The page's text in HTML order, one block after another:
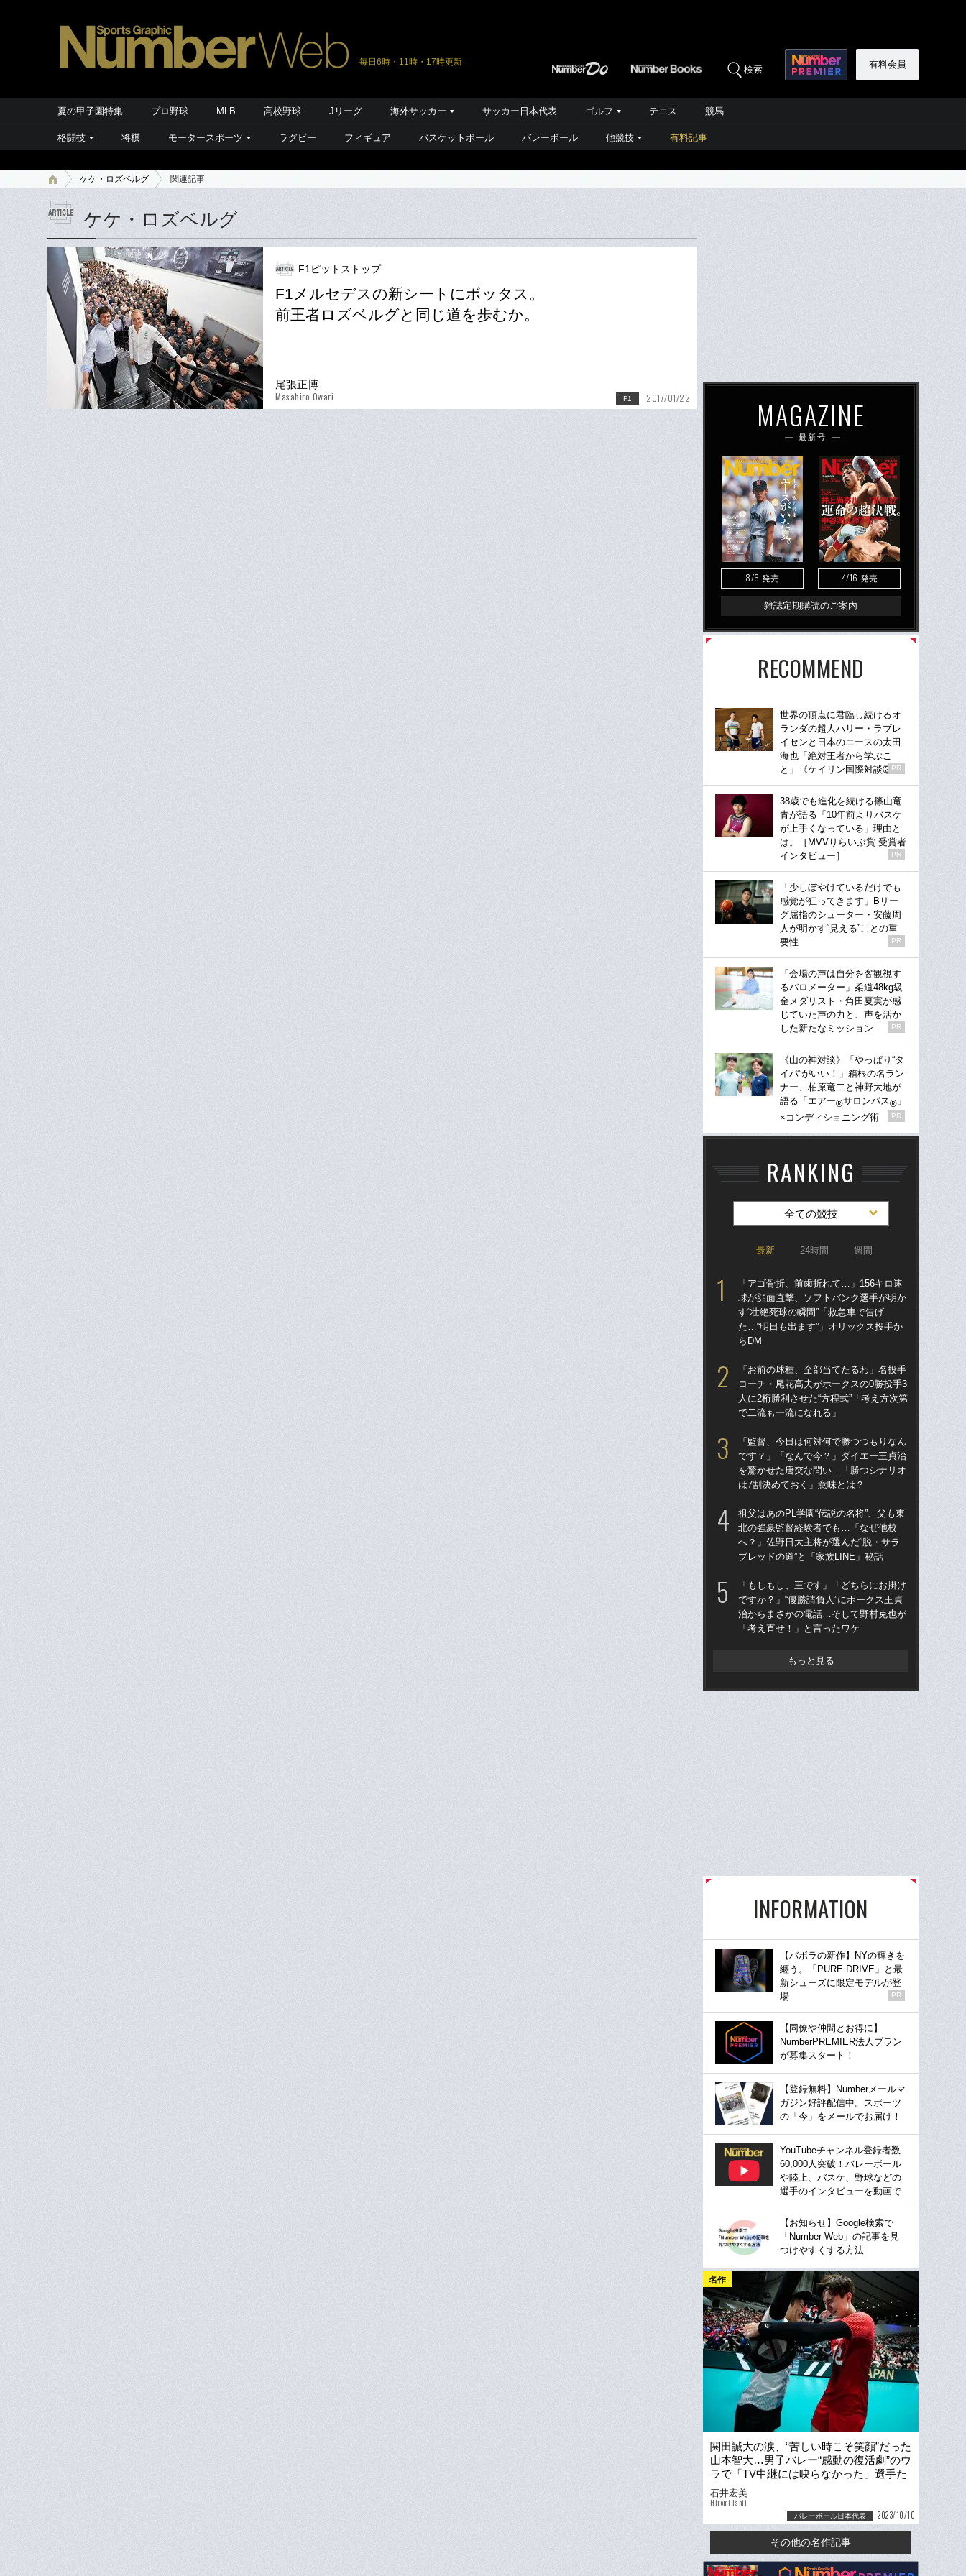
毎日6時・11時・17時更新
検索 有料会員
夏の甲子園特集 プロ野球 MLB 高校野球 Jリーグ 海外サッカー サッカー日本代表 ゴルフ テニス 競馬
格闘技 将棋 モータースポーツ ラグビー フィギュア バスケットボール バレーボール 他競技 有料記事
ケケ・ロズベルグ 関連記事
ケケ・ロズベルグ
F1ピットストップ
F1メルセデスの新シートにボッタス。
前王者ロズベルグと同じ道を歩むか。
尾張正博
Masahiro Owari F1 2017/01/22 MAGAZINE
最新号
8/6 発売 4/16 発売
雑誌定期購読のご案内
RECOMMEND
世界の頂点に君臨し続けるオ
ランダの超人ハリー・ラブレ
イセンと日本のエースの太田
海也「絶対王者から学ぶこ
と」《ケイリン国際対談②》
PR
38歳でも進化を続ける篠山竜
青が語る「10年前よりバスケ
が上手くなっている」理由と
は。［MVVりらいぶ賞 受賞者
インタビュー］
PR
「少しぼやけているだけでも
感覚が狂ってきます」Bリー
グ屈指のシューター・安藤周
人が明かす“見える”ことの重
要性
PR
「会場の声は自分を客観視す
るバロメーター」柔道48kg級
金メダリスト・角田夏実が感
じていた声の力と、声を活か
した新たなミッション
PR
《山の神対談》「やっぱり“タ
イパ”がいい！」箱根の名ラン
ナー、柏原竜二と神野大地が
語る「エアー®サロンパス® 」
×コンディショニング術
PR
RANKING
全ての競技
最新 24時間 週間
「アゴ骨折、前歯折れて…」156キロ速
球が顔面直撃、ソフトバンク選手が明か
す“壮絶死球の瞬間”「救急車で告げ
た…“明日も出ます”」オリックス投手か
らDM
「お前の球種、全部当てたるわ」名投手
コーチ・尾花高夫がホークスの0勝投手3
人に2桁勝利させた“方程式”「考え方次第
で二流も一流になれる」
「監督、今日は何対何で勝つつもりなん
です？」「なんで今？」ダイエー王貞治
を驚かせた唐突な問い…「勝つシナリオ
は7割決めておく」意味とは？
祖父はあのPL学園“伝説の名将”、父も東
北の強豪監督経験者でも…「なぜ他校
へ？」佐野日大主将が選んだ“脱・サラ
ブレッドの道”と「家族LINE」秘話
「もしもし、王です」「どちらにお掛け
ですか？」“優勝請負人”にホークス王貞
治からまさかの電話…そして野村克也が
「考え直せ！」と言ったワケ
もっと見る
INFORMATION
【バボラの新作】NYの輝きを
纏う。「PURE DRIVE」と最
新シューズに限定モデルが登
場
PR
【同僚や仲間とお得に】
NumberPREMIER法人プラン
が募集スタート！
【登録無料】Numberメールマ
ガジン好評配信中。スポーツ
の「今」をメールでお届け！
YouTubeチャンネル登録者数
60,000人突破！バレーボール
や陸上、バスケ、野球などの
選手のインタビューを動画で
【お知らせ】Google検索で
「Number Web」の記事を見
つけやすくする方法
名作
関田誠大の涙、“苦しい時こそ笑顔”だった
山本智大…男子バレー“感動の復活劇”のウ
ラで「TV中継には映らなかった」選手た
ちの信頼関係の話
石井宏美
Hiromi Ishii
バレーボール日本代表 2023/10/10
その他の名作記事